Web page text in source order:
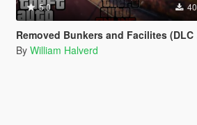
5.0 40
Removed Bunkers and Facilites (DLC add-on)
By William Halverd